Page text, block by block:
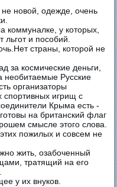
новой, одежде, очень
коммуналке, у которых,
льгот и пособий.
страны, которой не
за космические деньги,
необитаемые Русские
организаторы
спортивных игрищ с
Крыма есть -
на британский флаг
смысле этого слова.
пожилых и совсем не
жить, озабоченный
тратящий на его
у их внуков.